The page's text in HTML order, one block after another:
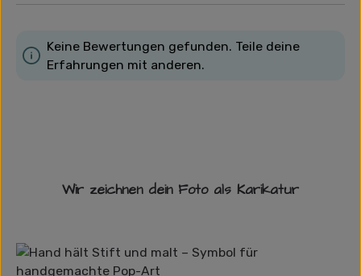
Keine Bewertungen gefunden. Teile deine
Erfahrungen mit anderen.
Wir zeichnen dein Foto als Karikatur